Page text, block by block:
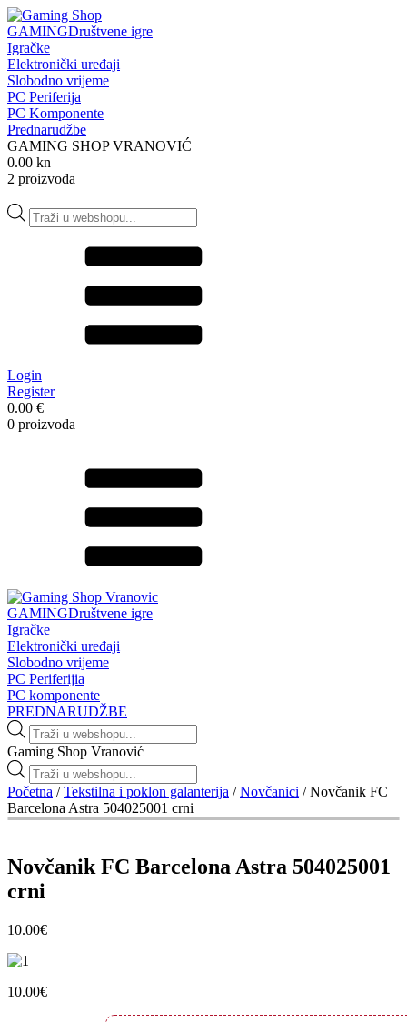
GAMINGDruštvene igre
Igračke
Elektronički uređaji
Slobodno vrijeme
PC Periferija
PC Komponente
Prednarudžbe
GAMING SHOP VRANOVIĆ
0.00 kn
2 proizvoda
Products
search
Login
Register
0.00 €
0 proizvoda
GAMINGDruštvene igre
Igračke
Elektronički uređaji
Slobodno vrijeme
PC Periferijia
PC komponente
PREDNARUDŽBE
Products
search
Gaming Shop Vranović
Products
search
Početna /Tekstilna i poklon galanterija /Novčanici / Novčanik FC
Barcelona Astra 504025001 crni
Novčanik FC Barcelona Astra 504025001
crni
10.00€
10.00€